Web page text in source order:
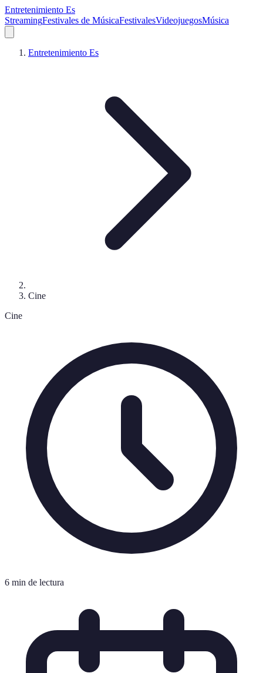
Entretenimiento Es
StreamingFestivales de MúsicaFestivalesVideojuegosMúsica
Entretenimiento Es
Cine
Cine
6 min de lectura